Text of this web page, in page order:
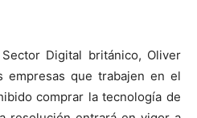
Digital británico, Oliver
empresas que trabajen en el
comprar la tecnología de